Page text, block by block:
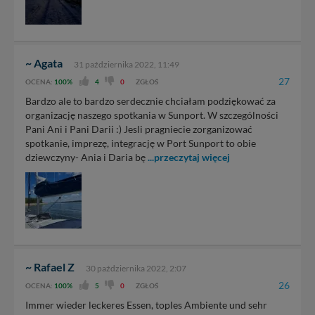
~ Agata 31 października 2022, 11:49
OCENA: 100% 4 0 ZGŁOŚ 27
Bardzo ale to bardzo serdecznie chciałam podziękować za
organizację naszego spotkania w Sunport. W szczególności
Pani Ani i Pani Darii :) Jesli pragniecie zorganizować
spotkanie, imprezę, integrację w Port Sunport to obie
dziewczyny- Ania i Daria bę...przeczytaj więcej
~ Rafael Z 30 października 2022, 2:07
OCENA: 100% 5 0 ZGŁOŚ 26
Immer wieder leckeres Essen, toples Ambiente und sehr